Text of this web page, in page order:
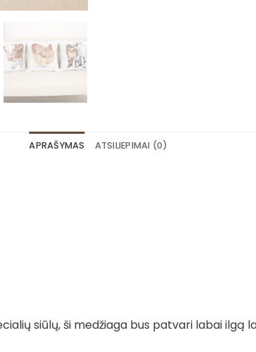
APRAŠYMAS ATSILIEPIMAI (0)
siūlų, ši medžiaga bus patvari labai ilgą